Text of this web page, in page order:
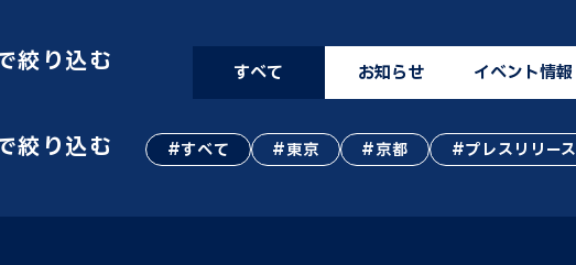
絞り込む すべて お知らせ イベント情報
絞り込む すべて 東京 京都 プレスリリース